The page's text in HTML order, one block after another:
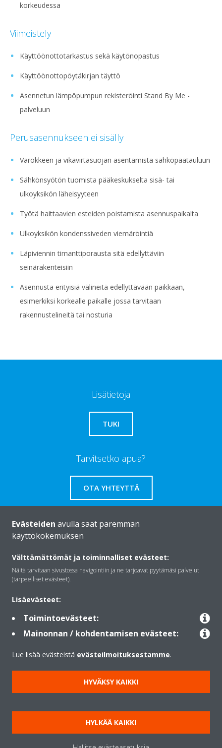
korkeudessa
Viimeistely
Käyttöönottotarkastus sekä käytönopastus
Käyttöönottopöytäkirjan täyttö
Asennetun lämpöpumpun rekisteröinti Stand By Me -
palveluun
Perusasennukseen ei sisälly
Varokkeen ja vikavirtasuojan asentamista sähköpäätauluun
Sähkönsyötön tuomista pääkeskukselta sisä- tai
ulkoyksikön läheisyyteen
Työtä haittaavien esteiden poistamista asennuspaikalta
Ulkoyksikön kondenssiveden viemäröintiä
Läpiviennin timanttiporausta sitä edellyttäviin
seinärakenteisiin
Asennusta erityisiä välineitä edellyttävään paikkaan,
esimerkiksi korkealle paikalle jossa tarvitaan
rakennustelineitä tai nosturia
Lisätietoja
TUKI
Tarvitsetko apua?
OTA YHTEYTTÄ
Ratkaisut
Yhteystiedot
Lämpöpumput
Lainmukainen ilmoitus
Evästeilmoitus
Tietosuojakäytäntö
Evästeiden avulla saat paremman
käyttökokemuksen
Välttämättömät ja toiminnalliset evästeet:
Näitä tarvitaan sivustossa navigointiin ja ne tarjoavat pyytämäsi palvelut
(tarpeelliset evästeet).
Lisäevästeet:
Toimintoevästeet:
Mainonnan / kohdentamisen evästeet:
Lue lisää evästeistä evästeilmoituksestamme.
HYVÄKSY KAIKKI
HYLKÄÄ KAIKKI